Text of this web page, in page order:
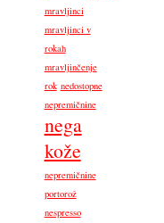
mravljinci
mravljinci v
rokah
mravljinčenje
rok nedostopne
nepremičnine
nega
kože
nepremičnine
portorož
nespresso